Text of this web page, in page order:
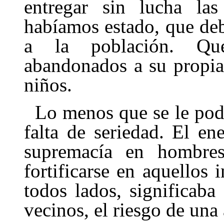
entregar sin lucha
habíamos estado, que
a la población.
abandonados a su
niños.
Lo menos que se le
falta de seriedad. El
supremacía en
fortificarse en aquellos
todos lados,
vecinos, el riesgo de